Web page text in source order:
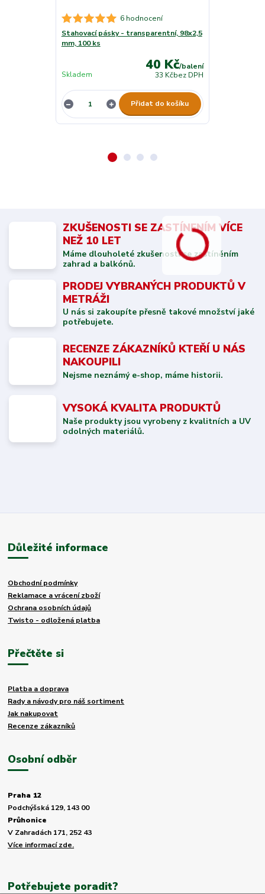
6 hodnocení
Stahovací pásky - transparentní, 98x2,5
mm, 100 ks
40 Kč/balení
33 Kčbez DPH
Skladem
Přidat do košíku
ZKUŠENOSTI SE ZASTÍNENÍM VÍCE
NEŽ 10 LET
Máme dlouholeté zkušenosti se zastíněním
zahrad a balkónů.
PRODEJ VYBRANÝCH PRODUKTŮ V
METRÁŽI
U nás si zakoupíte přesně takové množství jaké
potřebujete.
RECENZE ZÁKAZNÍKŮ KTEŘÍ U NÁS
NAKOUPILI
Nejsme neznámý e-shop, máme historii.
VYSOKÁ KVALITA PRODUKTŮ
Naše produkty jsou vyrobeny z kvalitních a UV
odolných materiálů.
Důležité informace
Obchodní podmínky
Reklamace a vrácení zboží
Ochrana osobních údajů
Twisto - odložená platba
Přečtěte si
Platba a doprava
Rady a návody pro náš sortiment
Jak nakupovat
Recenze zákazníků
Osobní odběr
Praha 12
Podchýšská 129, 143 00
Průhonice
V Zahradách 171, 252 43
Více informací zde.
Potřebujete poradit?